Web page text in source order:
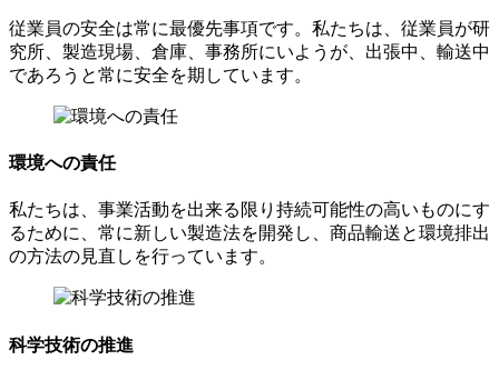
従業員の安全は常に最優先事項です。私たちは、従業員が研
究所、製造現場、倉庫、事務所にいようが、出張中、輸送中
であろうと常に安全を期しています。
環境への責任
私たちは、事業活動を出来る限り持続可能性の高いものにす
るために、常に新しい製造法を開発し、商品輸送と環境排出
の方法の見直しを行っています。
科学技術の推進